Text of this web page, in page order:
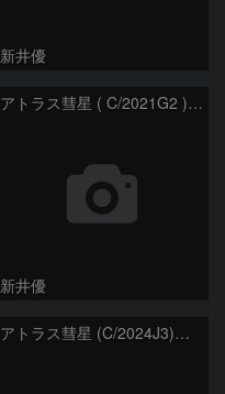
新井優
アトラス彗星 ( C/2021G2 )：2026/07/09
新井優
アトラス彗星 (C/2024J3)：2026/07/09